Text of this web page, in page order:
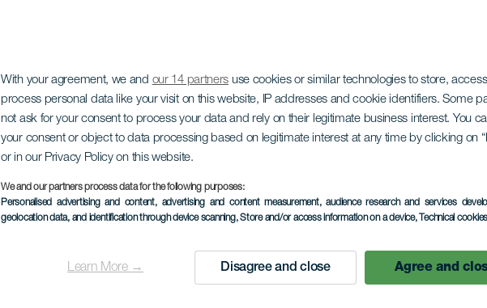
With your agreement, we and our 14 partners use cookies or similar technologies to store,
process personal data like your visit on this website, IP addresses and cookie identifiers. Some
not ask for your consent to process your data and rely on their legitimate business interest. You
your consent or object to data processing based on legitimate interest at any time by clicking on
or in our Privacy Policy on this website.
We and our partners process data for the following purposes:
Personalised advertising and content, advertising and content measurement, audience research and services
geolocation data, and identification through device scanning, Store and/or access information on a device, Technical cookies
Learn More → Disagree and close Agree and